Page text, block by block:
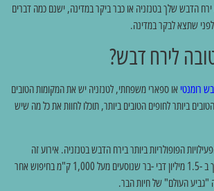
הדבש שלך בטנזניה או כבר ביקר במדינה, ישנם כמה דברים
שתצא לבקר במדינה.
לירח דבש?
רומנטי או ספארי משפחתי, לטנזניה יש את המקומות הטובים
ביותר לחופים הטובים ביותר, תוכלו לחוות את כל מה שיש
הפופולריות ביותר בירח הדבש בטנזניה. אירוע זה
מתרחש מדי שנה, והוא כרוך ב -1.5 מיליון דבי -בר שנוסעים מעל 1,000 ק"מ בחיפוש אחר
"גביע העולם" של חיות הבר.